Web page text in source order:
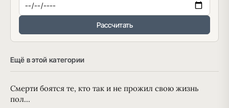
Рассчитать
Ещё в этой категории
Смерти боятся те, кто так и не прожил свою жизнь
пол…